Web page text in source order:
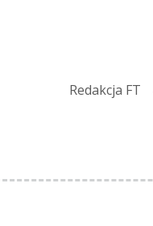
Redakcja FT